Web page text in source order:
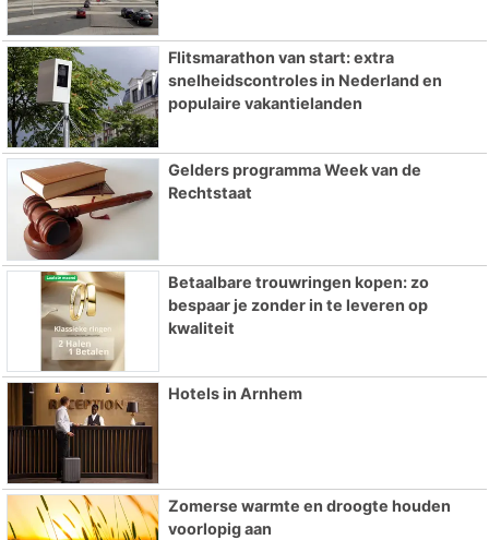
Flitsmarathon van start: extra
snelheidscontroles in Nederland en
populaire vakantielanden
Gelders programma Week van de
Rechtstaat
Betaalbare trouwringen kopen: zo
bespaar je zonder in te leveren op
kwaliteit
Hotels in Arnhem
Zomerse warmte en droogte houden
voorlopig aan